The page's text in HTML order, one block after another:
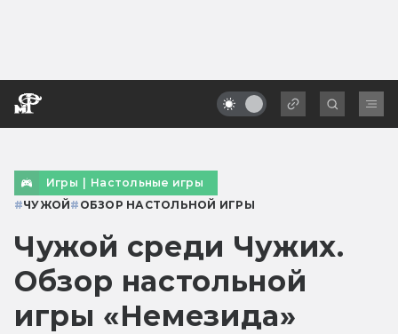
Игры | Настольные игры
#ЧУЖОЙ# ОБЗОР НАСТОЛЬНОЙ ИГРЫ
Чужой среди Чужих.
Обзор настольной
игры «Немезида»